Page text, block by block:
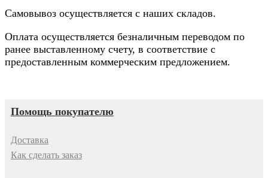
Самовывоз осуществляется с наших складов.
Оплата осуществляется безналичным переводом по
ранее выставленному счету, в соответствие с
предоставленным коммерческим предложением.
Помощь покупателю
Доставка
Как сделать заказ